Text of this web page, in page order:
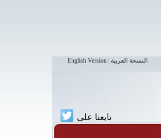
النسخة العربية English Version
تابعنا على